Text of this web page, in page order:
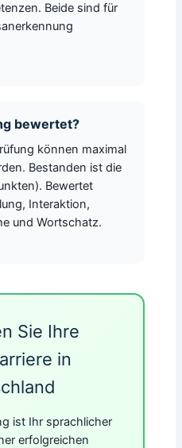
Beide sind für
bewertet?
können maximal
Bestanden ist die
Bewertet
Interaktion,
und Wortschatz.
Sie Ihre
in
ist Ihr sprachlicher
erfolgreichen